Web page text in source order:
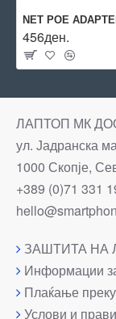
456ден.
ЛАПТОП МК
ул. Јадранска
1000 Скопје,
+389 (0)71 331
ЗАШТИТА НА
Информации
Плаќање
Услови и